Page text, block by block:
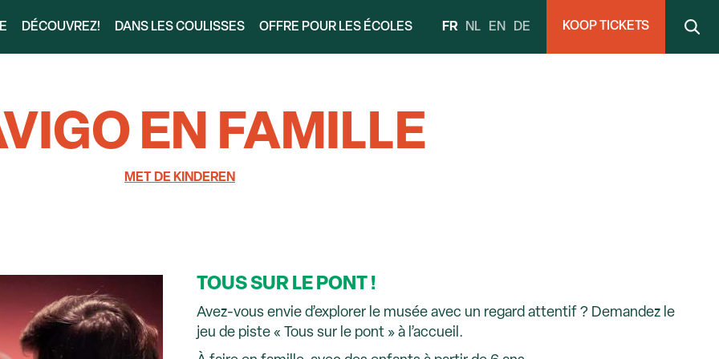
DÉCOUVREZ! DANS LES COULISSES OFFRE POUR LES ÉCOLES FR NL EN DE KOOP TICKETS
EN FAMILLE
MET DE KINDEREN
TOUS SUR LE PONT !
Avez-vous envie d’explorer le musée avec un regard attentif ? Demandez le
jeu de piste « Tous sur le pont » à l’accueil.